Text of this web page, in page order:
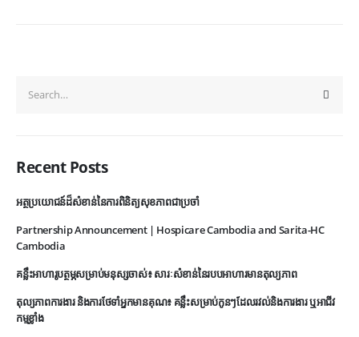
Recent Posts
អត្ថប្រយោជន៍ដ៏សំខាន់នៃការពិនិត្យសុខភាពជាប្រចាំ
Partnership Announcement | Hospicare Cambodia and Sarita-HC
Cambodia
គន្លឹះអាហារូបត្ថម្ភសម្រាប់មនុស្សចាស់៖ សារៈសំខាន់នៃរបបអាហារមានតុល្យភាព
តុល្យភាពការងារ និងការថែទាំអ្នកមានគុណ៖ គន្លឹះសម្រាប់កូនៗដែលរវល់និងការងារ ឬអាជីវ
កម្មខ្លាំង